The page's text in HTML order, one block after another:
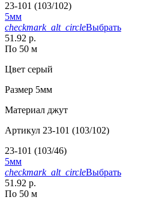
23-101 (103/102)
5мм
checkmark_alt_circleВыбрать
51.92 р.
По 50 м
Цвет серый
Размер 5мм
Материал джут
Артикул 23-101 (103/102)
23-101 (103/46)
5мм
checkmark_alt_circleВыбрать
51.92 р.
По 50 м